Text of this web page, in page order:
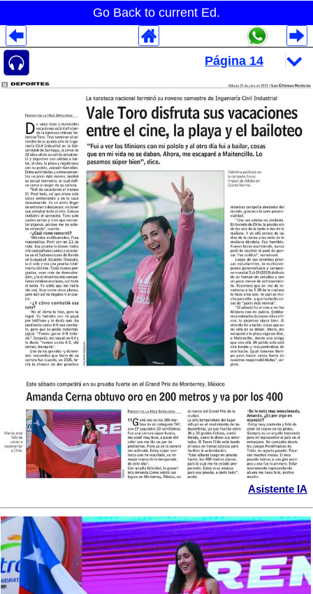
Go Back to current Ed.
Asistente IA
Despliegues Analytics
Despliegues Totales
Despliegues por Rubros